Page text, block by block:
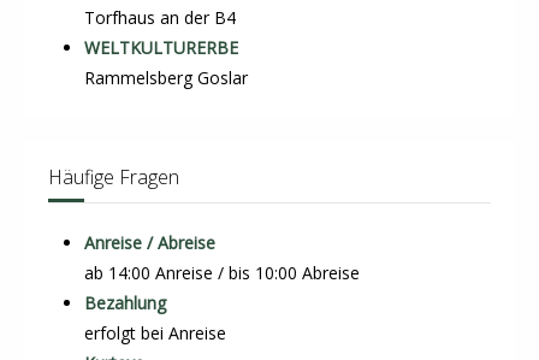
Torfhaus an der B4
WELTKULTURERBE
Rammelsberg Goslar
Häufige Fragen
Anreise / Abreise
ab 14:00 Anreise / bis 10:00 Abreise
Bezahlung
erfolgt bei Anreise